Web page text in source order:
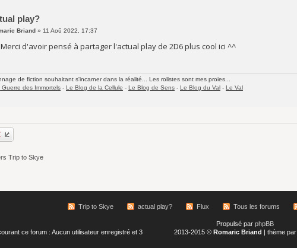
play?
Briand » 11 Aoû 2022, 17:37
Merci d'avoir pensé à partager l'actual play de 2D6 plus cool ici ^^
de fiction souhaitant s'incarner dans la réalité... Les rolistes sont mes proies...
Guerre des Immortels - Le Blog de la Cellule - Le Blog de Sens - Le Blog du Val - Le Val
Trip to Skye
Trip to Skye actual play? Flux Tous les forums
ce forum : Aucun utilisateur enregistré et 3
Propulsé par phpBB
2013-2015 © Romaric Briand | thème par